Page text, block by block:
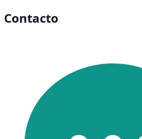
Contacto